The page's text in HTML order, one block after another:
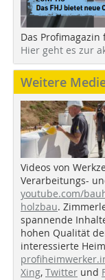
Das
Hier geht es zur
Weitere
Videos von
Verarbeitungs-
youtube.com/
holzbau.
spannende
hohen Qualität
interessierte
Xing, Twitter und